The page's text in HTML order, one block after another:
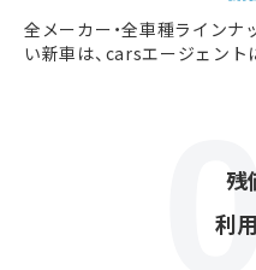
全メーカー・全車種ラインナ
い新車は、carsエージェント
残
利